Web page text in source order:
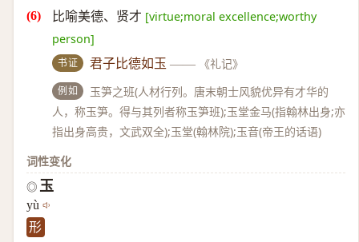
比喻美德、贤才 [virtue;moral excellence;worthy
person]
书证 君子比德如玉 —— 《礼记》
例如
玉笋之班(人材行列。唐末朝士风貌优异有才华的
人，称玉笋。得与其列者称玉笋班);玉堂金马(指翰林出身;亦
指出身高贵，文武双全);玉堂(翰林院);玉音(帝王的话语)
词性变化
◎ 玉
yù
形